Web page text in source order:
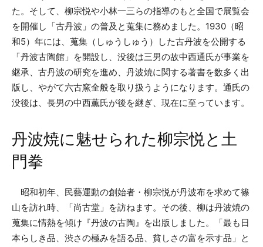
た。そして、柳宗悦や小林一三らの指導のもと全国で展覧会
を開催し「古丹波」の普及と蒐集に務めました。1930（昭
和5）年には、蒐集（しゅうしゅう）した古丹波を公開する
「丹波古陶館」を開設し、没後は三男の故中西通氏が事業を
継承、古丹波の研究を進め、丹波焼に関する著書を数多く出
版し、やがて六古窯全般を取り扱うようになります。通氏の
没後は、長男の中西薫氏が後を継ぎ、現在に至っています。
丹波焼に魅せられた柳宗悦と土
門拳
昭和初年、民藝運動の創始者・柳宗悦が丹波布を求めて篠
山を訪れ時、「尚古堂」を訪ねます。その後、柳は丹波焼の
蒐集に情熱を傾け『丹波の古陶』を出版しました。「最も日
本らしき品、渋さの極みを語る品、貧しさの富を示す品」と